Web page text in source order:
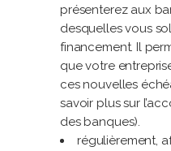
présenterez aux
desquelles vous
financement. Il
que votre
ces nouvelles
savoir plus sur
des banques).
régulièrement,